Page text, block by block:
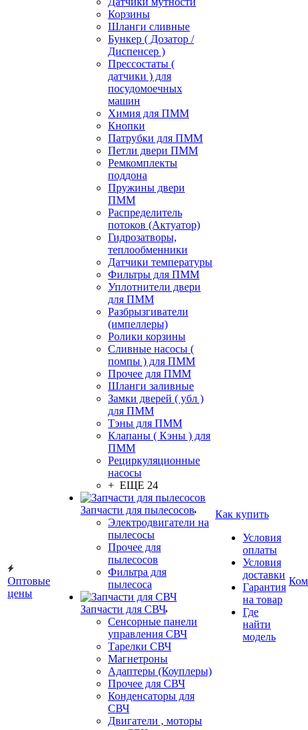
Оптовые
цены
Корзины
Шланги сливные
Бункер ( Дозатор /
Диспенсер )
Прессостаты (
датчики ) для
посудомоечных
машин
Химия для ПММ
Кнопки
Патрубки для ПММ
Петли двери ПММ
Ремкомплекты
поддона
Пружины двери
ПММ
Распределитель
потоков (Актуатор)
Гидрозатворы,
теплообменники
Датчики температуры
Фильтры для ПММ
Уплотнители двери
для ПММ
Разбрызгиватели
(импеллеры)
Ролики корзины
Сливные насосы (
помпы ) для ПММ
Прочее для ПММ
Шланги заливные
Замки дверей ( убл )
для ПММ
Тэны для ПММ
Клапаны ( Кэны ) для
ПММ
Рециркуляционные
насосы
+ ЕЩЕ 24
Запчасти для пылесосов
Электродвигатели на
пылесосы
Прочее для
пылесосов
Фильтра для
пылесоса
Запчасти для СВЧ
Сенсорные панели
управления СВЧ
Тарелки СВЧ
Магнетроны
Адаптеры (Коуплеры)
Прочее для СВЧ
Конденсаторы для
СВЧ
Двигатели , моторы
Как купить
Условия
оплаты
Условия
доставки
Гарантия
на товар
Где
найти
модель